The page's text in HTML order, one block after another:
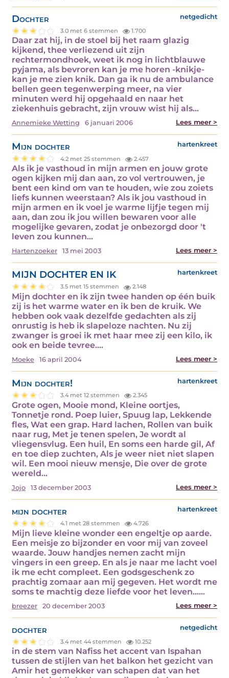
Dochter netgedicht
3.0 met 6 stemmen 1.700
Daar zat hij, in de stoel bij het raam glazig
kijkend, thee verliezend uit zijn
rechtermondhoek, weet ik nog in lichtblauwe
pyjama, als bevroren kan je me horen -knikje-
kan je me zien knik. Dan ga ik nu de ambulance
bellen geen tegenwerping meer, na vier
minuten werd hij opgehaald en naar het
ziekenhuis gebracht, zijn vrouw wist hij als…
Annemieke Wetting 6 januari 2006 Lees meer >
Mijn dochter hartenkreet
4.2 met 25 stemmen 2.457
Als ik je vasthoud in mijn armen en jouw grote
ogen kijken mij dan aan, zo vol vertrouwen, je
bent een kind om van te houden, wie zou zoiets
liefs kunnen weerstaan? Als ik jou vasthoud in
mijn armen en ik voel je warme lijfje tegen mij
aan, dan zou ik jou willen bewaren voor alle
mogelijke gevaren, zodat je onbezorgd door 't
leven zou kunnen…
Hartenzoeker 13 mei 2003 Lees meer >
MIJN DOCHTER EN IK hartenkreet
3.5 met 15 stemmen 2.148
Mijn dochter en ik zijn twee handen op één buik
zij is het warme water en ik ben de kruik. We
hebben ook vaak dezelfde gedachten als zij
onrustig is heb ik slapeloze nachten. Nu zij
zwanger is groei ik met haar mee zij een kilo, ik
ook en beide tevree.…
Moeke 16 april 2004 Lees meer >
Mijn dochter! hartenkreet
3.4 met 12 stemmen 2.345
Grote ogen, Mooie mond, Kleine oortjes,
Tonnetje rond. Poep luier, Spuug lap, Lekkende
fles, Wat een grap. Hard lachen, Rollen van buik
naar rug, Met je tenen spelen, Je wordt al
vliegensvlug. Een huil, En soms een harde gil, Af
en toe diep zuchten, Als je weer niet niet slapen
wil. Een mooi nieuw mensje, Die over de grote
wereld…
Jojo 13 december 2003 Lees meer >
mijn dochter hartenkreet
4.1 met 28 stemmen 4.726
Mijn lieve kleine wonder een engeltje op aarde.
Een meisje zo bijzonder en voor mij van zoveel
waarde. Jouw handjes nemen zacht mijn
vingers in een greep. En als je naar me lacht voel
ik me echt compleet. Een godsgeschenk zo
prachtig zomaar aan mij gegeven. Het wordt me
soms te machtig deze liefde voor het leven...…
breezer 20 december 2003 Lees meer >
dochter netgedicht
3.4 met 44 stemmen 10.252
in de stem van Nafiss het accent van Ispahan
tussen de stijlen van het balkon het gezicht van
Amir het gemekker van schapen dat van het